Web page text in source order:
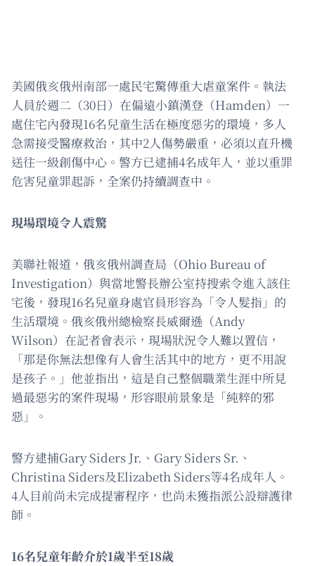
美國俄亥俄州南部一處民宅驚傳重大虐童案件。執法
人員於週二（30日）在偏遠小鎮漢登（Hamden）一
處住宅內發現16名兒童生活在極度惡劣的環境，多人
急需接受醫療救治，其中2人傷勢嚴重，必須以直升機
送往一級創傷中心。警方已逮捕4名成年人，並以重罪
危害兒童罪起訴，全案仍持續調查中。
現場環境令人震驚
美聯社報道，俄亥俄州調查局（Ohio Bureau of
Investigation）與當地警長辦公室持搜索令進入該住
宅後，發現16名兒童身處官員形容為「令人髮指」的
生活環境。俄亥俄州總檢察長威爾遜（Andy
Wilson）在記者會表示，現場狀況令人難以置信，
「那是你無法想像有人會生活其中的地方，更不用說
是孩子。」他並指出，這是自己整個職業生涯中所見
過最惡劣的案件現場，形容眼前景象是「純粹的邪
惡」。
警方逮捕Gary Siders Jr.、Gary Siders Sr.、
Christina Siders及Elizabeth Siders等4名成年人。
4人目前尚未完成提審程序，也尚未獲指派公設辯護律
師。
16名兒童年齡介於1歲半至18歲